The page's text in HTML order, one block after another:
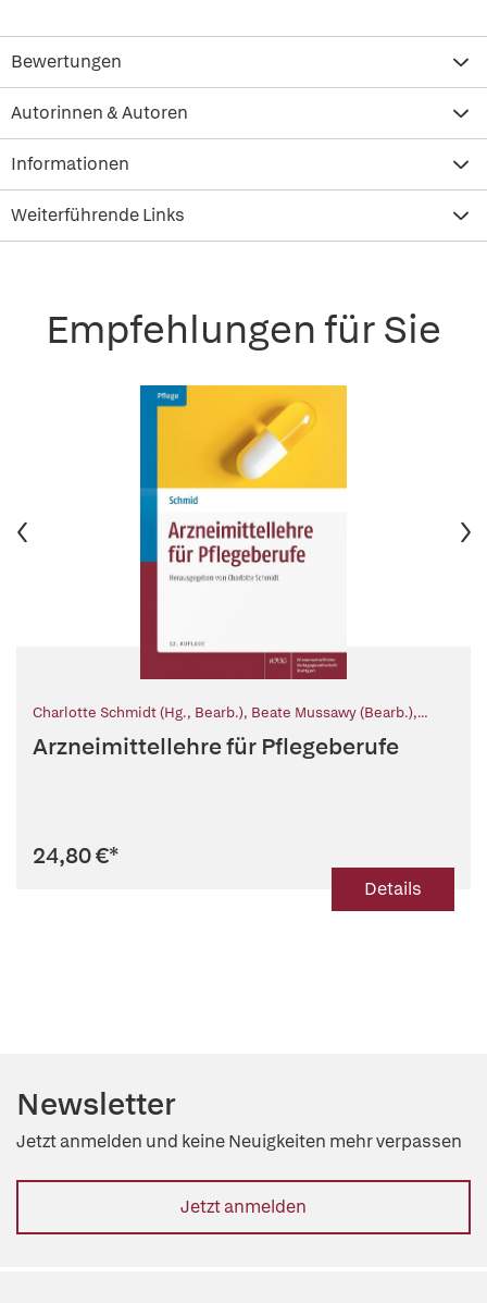
Bewertungen
Autorinnen & Autoren
Informationen
Weiterführende Links
Empfehlungen für Sie
Charlotte Schmidt (Hg., Bearb.), Beate Mussawy (Bearb.),
Werner (Bearb.),Beat Schmid (Begr.),Christian Bannert (Begr.)
Arzneimittellehre für Pflegeberufe
24,80 €*
Details
Newsletter
Jetzt anmelden und keine Neuigkeiten mehr verpassen
Jetzt anmelden